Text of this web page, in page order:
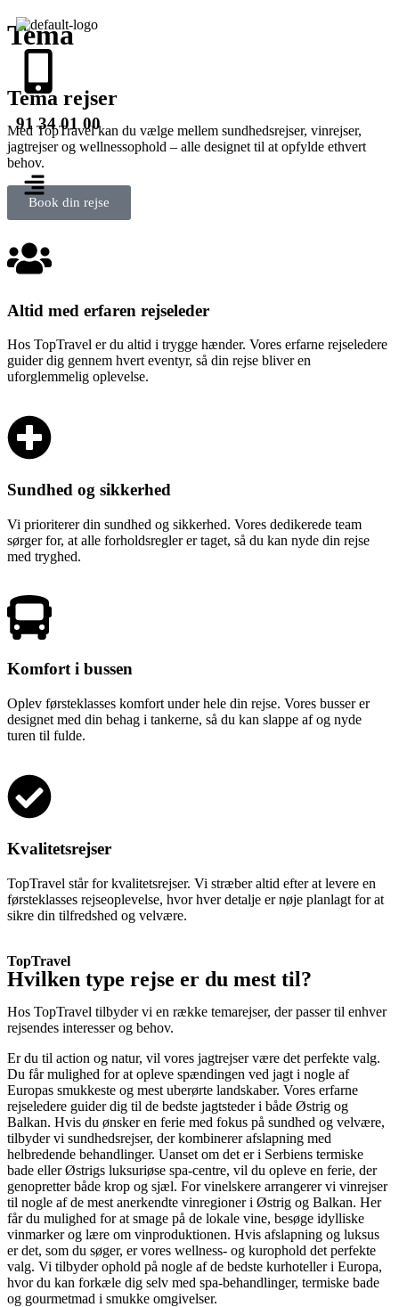
91 34 01 00
Tema
Tema rejser
Med TopTravel kan du vælge mellem sundhedsrejser, vinrejser,
jagtrejser og wellnessophold – alle designet til at opfylde ethvert
behov.
Book din rejse
Altid med erfaren rejseleder
Hos TopTravel er du altid i trygge hænder. Vores erfarne rejseledere
guider dig gennem hvert eventyr, så din rejse bliver en
uforglemmelig oplevelse.
Sundhed og sikkerhed
Vi prioriterer din sundhed og sikkerhed. Vores dedikerede team
sørger for, at alle forholdsregler er taget, så du kan nyde din rejse
med tryghed.
Komfort i bussen
Oplev førsteklasses komfort under hele din rejse. Vores busser er
designet med din behag i tankerne, så du kan slappe af og nyde
turen til fulde.
Kvalitetsrejser
TopTravel står for kvalitetsrejser. Vi stræber altid efter at levere en
førsteklasses rejseoplevelse, hvor hver detalje er nøje planlagt for at
sikre din tilfredshed og velvære.
TopTravel
Hvilken type rejse er du mest til?
Hos TopTravel tilbyder vi en række temarejser, der passer til enhver
rejsendes interesser og behov.
Er du til action og natur, vil vores jagtrejser være det perfekte valg.
Du får mulighed for at opleve spændingen ved jagt i nogle af
Europas smukkeste og mest uberørte landskaber. Vores erfarne
rejseledere guider dig til de bedste jagtsteder i både Østrig og
Balkan. Hvis du ønsker en ferie med fokus på sundhed og velvære,
tilbyder vi sundhedsrejser, der kombinerer afslapning med
helbredende behandlinger. Uanset om det er i Serbiens termiske
bade eller Østrigs luksuriøse spa-centre, vil du opleve en ferie, der
genopretter både krop og sjæl. For vinelskere arrangerer vi vinrejser
til nogle af de mest anerkendte vinregioner i Østrig og Balkan. Her
får du mulighed for at smage på de lokale vine, besøge idylliske
vinmarker og lære om vinproduktionen. Hvis afslapning og luksus
er det, som du søger, er vores wellness- og kurophold det perfekte
valg. Vi tilbyder ophold på nogle af de bedste kurhoteller i Europa,
hvor du kan forkæle dig selv med spa-behandlinger, termiske bade
og gourmetmad i smukke omgivelser.